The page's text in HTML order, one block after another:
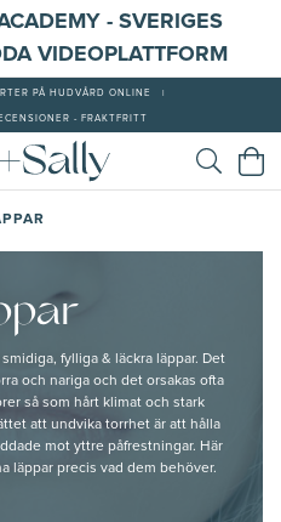
- SVERIGES
VIDEOPLATTFORM
PÅ HUDVÅRD ONLINE
- FRAKTFRITT
fylliga & läckra läppar. Det
och nariga och det orsakas ofta
så som hårt klimat och stark
att undvika torrhet är att hålla
mot yttre påfrestningar. Här
läppar precis vad dem behöver.